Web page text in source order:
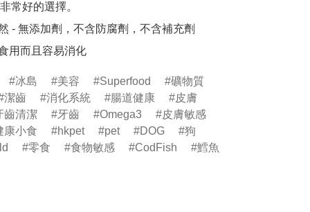
常好的選擇。
- 無添加劑，不含防腐劑，不含補充劑
冰島 美容 Superfood
礦物質
潔齒
消化系統 腸道健康
皮膚
齒清潔
牙齒 Omega3
皮膚敏感
康小食
hkpet pet DOG
狗
零食 食物敏感 CodFish 鱈魚